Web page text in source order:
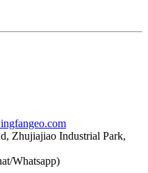
Zhujiajiao Industrial Park,
Whatsapp)